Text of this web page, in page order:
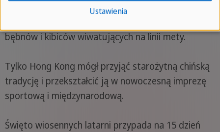
Trzy dni intensywnych wyścigów, które wypełniają
bębnów i kibiców wiwatujących na linii mety.
Tylko Hong Kong mógł przyjąć starożytną chińską
tradycję i przekształcić ją w nowoczesną imprezę
sportową i międzynarodową.
Święto wiosennych latarni przypada na 15 dzień
Ustawienia